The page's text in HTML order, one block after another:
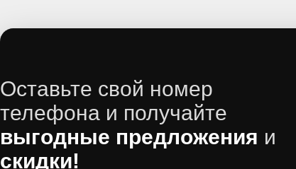
Оставьте свой номер
телефона и получайте
выгодные предложения и
скидки!